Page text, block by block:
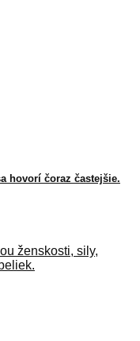
hovorí čoraz častejšie.